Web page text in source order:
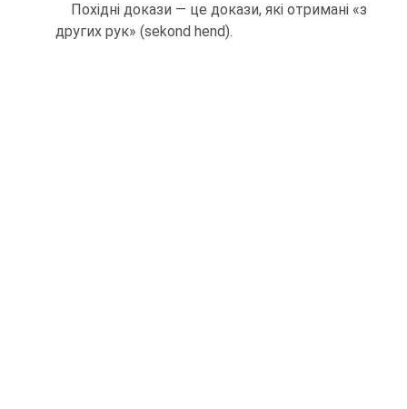
Похідні докази — це докази, які отримані «з
других рук» (sekond hend).